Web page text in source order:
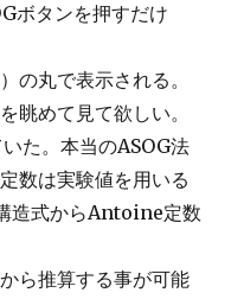
ボタンを押すだけ
の丸で表示される。
眺めて見て欲しい。
た。本当のASOG法
数は実験値を用いる
造式からAntoine定数
ら推算する事が可能